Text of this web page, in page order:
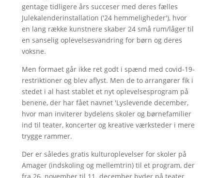
gentage tidligere års succeser med deres fælles
Julekalenderinstallation ('24 hemmeligheder'), hvor
en lang række kunstnere skaber 24 små rum/låger til
en sanselig oplevelsesvandring for børn og deres
voksne.
Men formaet går ikke ret godt i spænd med covid-19-
restriktioner og blev aflyst. Men de to arrangører fik i
stedet i al hast stablet et nyt oplevelsesprogram på
benene, der har fået navnet 'Lyslevende december,
hvor man inviterer bydelens skoler og børnefamilier
ind til teater, koncerter og kreative værksteder i mere
trygge rammer.
Der er således gratis kulturoplevelser for skoler på
Amager (indskoling og mellemtrin) til et program, der